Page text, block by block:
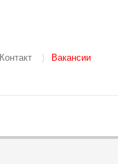
Контакт Вакансии